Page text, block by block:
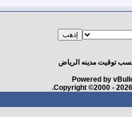
توقيت مدينه الرياض
Powered by
Copyright ©2000 -